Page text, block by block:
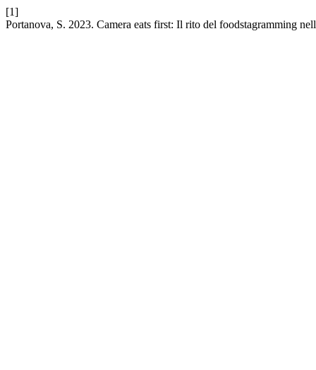
[1]
Portanova, S. 2023. Camera eats first: Il rito del foodstagramming